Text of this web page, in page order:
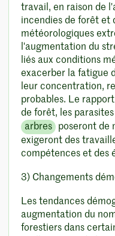
travail, en raison de
incendies de forêt et
météorologiques
l'augmentation du
liés aux conditions
exacerber la fatigue
leur concentration,
probables. Le
de forêt, les
arbres poseront de
exigeront des
compétences et des
3) Changements
Les tendances
augmentation du
forestiers dans